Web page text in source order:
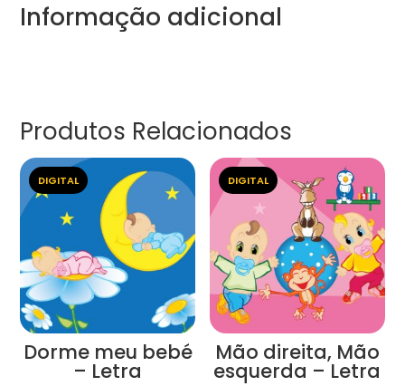
Informação adicional
Produtos Relacionados
DIGITAL
Dorme meu bebé
– Letra
DIGITAL
Mão direita, Mão
esquerda – Letra